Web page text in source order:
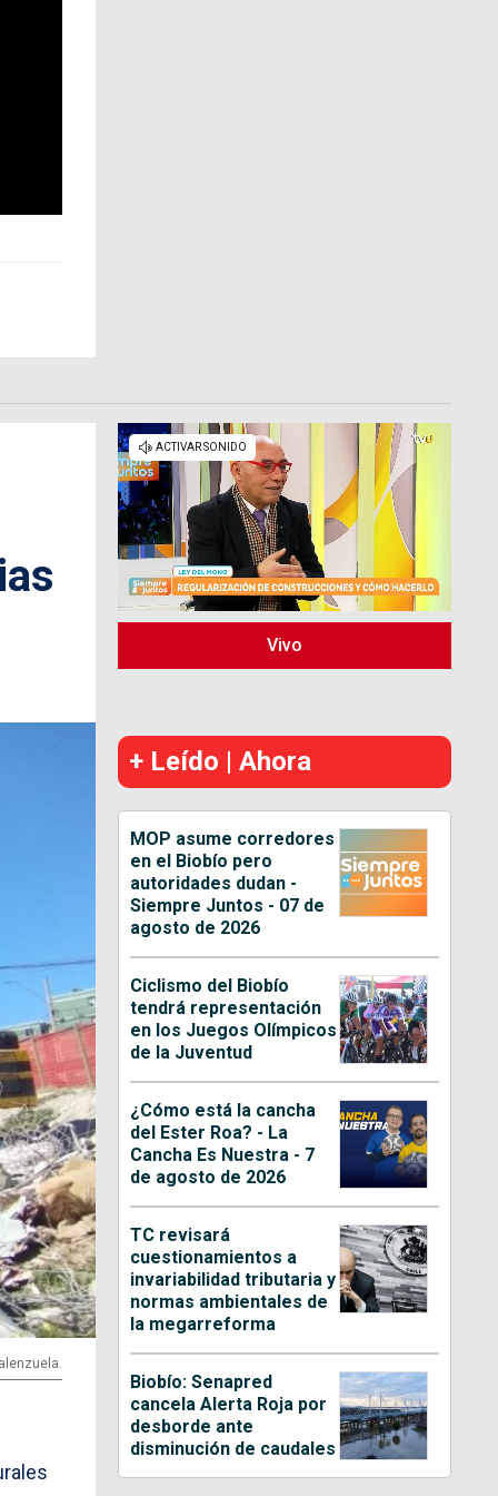
Vivo
+ Leído | Ahora
MOP asume corredores
en el Biobío pero
autoridades dudan -
Siempre Juntos - 07 de
agosto de 2026
Ciclismo del Biobío
tendrá representación
en los Juegos Olímpicos
de la Juventud
¿Cómo está la cancha
del Ester Roa? - La
Cancha Es Nuestra - 7
de agosto de 2026
TC revisará
cuestionamientos a
invariabilidad tributaria y
normas ambientales de
la megarreforma
Biobío: Senapred
cancela Alerta Roja por
desborde ante
disminución de caudales